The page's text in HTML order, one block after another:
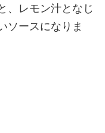
、レモン汁となじ
ソースになりま